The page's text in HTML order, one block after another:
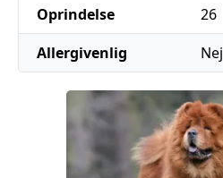
Oprindelse
26
Allergivenlig
Nej